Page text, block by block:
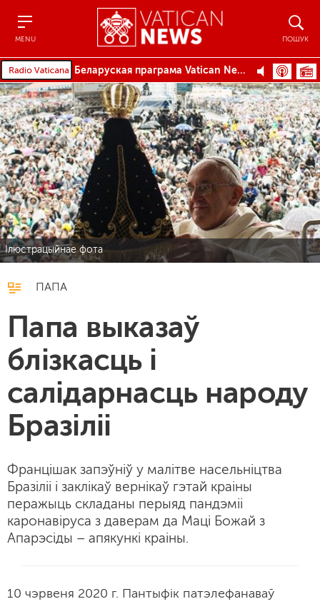
MENU ПОШУК
Беларуская праграма Vatican News
Ілюстрацыйнае фота
ПАПА
Папа выказаў
блізкасць і
салідарнасць народу
Бразіліі
Францішак запэўніў у малітве насельніцтва
Бразіліі і заклікаў вернікаў гэтай краіны
перажыць складаны перыяд пандэміі
каронавіруса з даверам да Маці Божай з
Апарэсіды – апякункі краіны.
10 чэрвеня 2020 г. Пантыфік патэлефанаваў